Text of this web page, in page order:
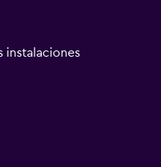
instalaciones